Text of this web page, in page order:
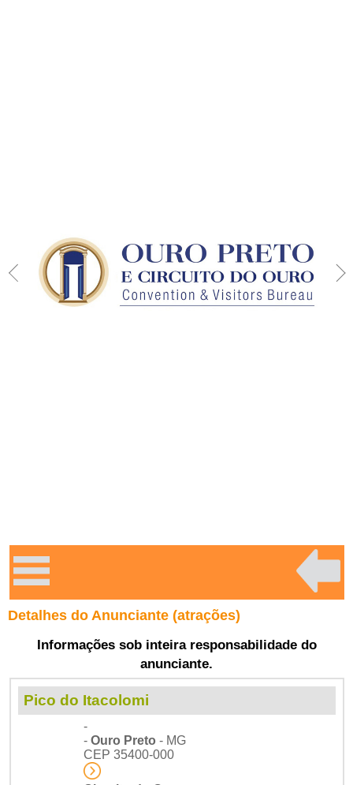
Detalhes do Anunciante (atrações)
Informações sob inteira responsabilidade do
anunciante.
Pico do Itacolomi
-
- Ouro Preto - MG
CEP 35400-000